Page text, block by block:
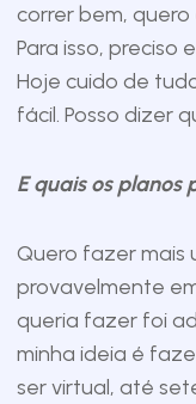
correr bem,
Para isso, preciso
Hoje cuido de
fácil. Posso dizer
E quais os planos
Quero fazer mais
provavelmente
queria fazer foi
minha ideia é
ser virtual, até